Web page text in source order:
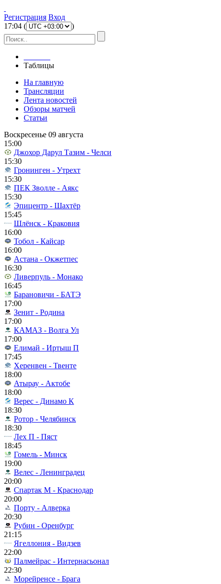
Регистрация Вход
17:04 ( )
Таблицы
На главную
Трансляции
Лента новостей
Обзоры матчей
Статьи
Воскресенье 09 августа
15:00
Джохор Дарул Тазим - Челси
15:30
Гронинген - Утрехт
15:30
ПЕК Зволле - Аякс
15:30
Эпицентр - Шахтёр
15:45
Шлёнск - Краковия
16:00
Тобол - Кайсар
16:00
Астана - Окжетпес
16:30
Ливерпуль - Монако
16:45
Барановичи - БАТЭ
17:00
Зенит - Родина
17:00
КАМАЗ - Волга Ул
17:00
Елимай - Иртыш П
17:45
Херенвен - Твенте
18:00
Атырау - Актобе
18:00
Верес - Динамо К
18:30
Ротор - Челябинск
18:30
Лех П - Пяст
18:45
Гомель - Минск
19:00
Велес - Ленинградец
20:00
Спартак М - Краснодар
20:00
Порту - Алверка
20:30
Рубин - Оренбург
21:15
Ягеллония - Видзев
22:00
Палмейрас - Интернасьонал
22:30
Морейренсе - Брага